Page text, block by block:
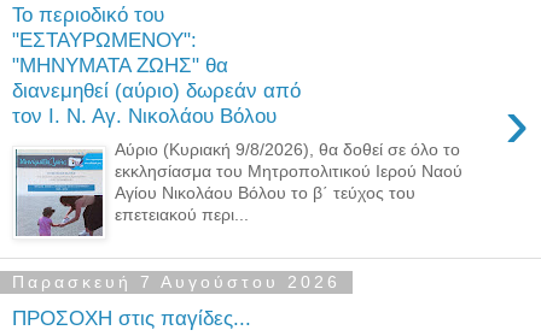
Το περιοδικό του
"ΕΣΤΑΥΡΩΜΕΝΟΥ":
"ΜΗΝΥΜΑΤΑ ΖΩΗΣ" θα
διανεμηθεί (αύριο) δωρεάν από
τον Ι. Ν. Αγ. Νικολάου Βόλου
›
Αύριο (Κυριακή 9/8/2026), θα δοθεί σε όλο το
εκκλησίασμα του Μητροπολιτικού Ιερού Ναού
Αγίου Νικολάου Βόλου το β΄ τεύχος του
επετειακού περι...
Παρασκευή 7 Αυγούστου 2026
ΠΡΟΣΟΧΗ στις παγίδες...